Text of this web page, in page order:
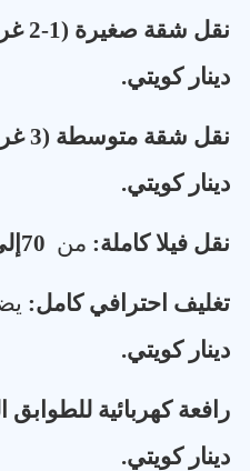
نقل شقة صغيرة (1-2 غرفة)
دينار كويتي.
نقل شقة متوسطة (3 غرف)
دينار كويتي.
نقل فيلا كاملة: من 70 إلى 120
تغليف احترافي كامل:
دينار كويتي.
رافعة كهربائية للطوابق
دينار كويتي.